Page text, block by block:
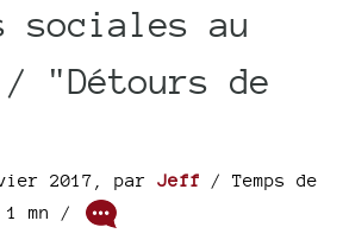
sociales au
/ "Détours de
2017 par Jeff / Temps de
mn /